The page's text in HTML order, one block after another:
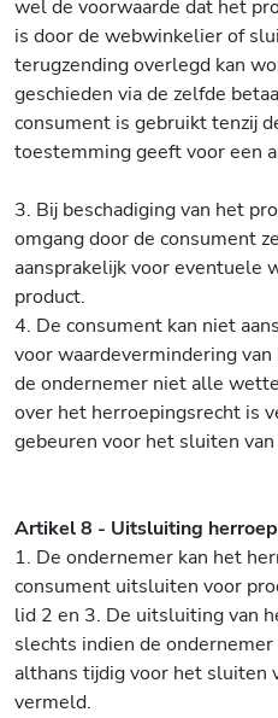
wel de voorwaarde dat het
is door de webwinkelier of
terugzending overlegd kan
geschieden via de zelfde
consument is gebruikt tenzij
toestemming geeft voor een
3. Bij beschadiging van het
omgang door de consument
aansprakelijk voor eventuele
product.
4. De consument kan niet
voor waardevermindering
de ondernemer niet alle
over het herroepingsrecht is
gebeuren voor het sluiten
Artikel 8 - Uitsluiting
1. De ondernemer kan het
consument uitsluiten voor
lid 2 en 3. De uitsluiting van
slechts indien de
althans tijdig voor het sluiten
vermeld.